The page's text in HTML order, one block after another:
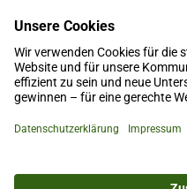
Oxfam Deutschland e.V.
SozialBank
BIC: BFSWDE33XXX